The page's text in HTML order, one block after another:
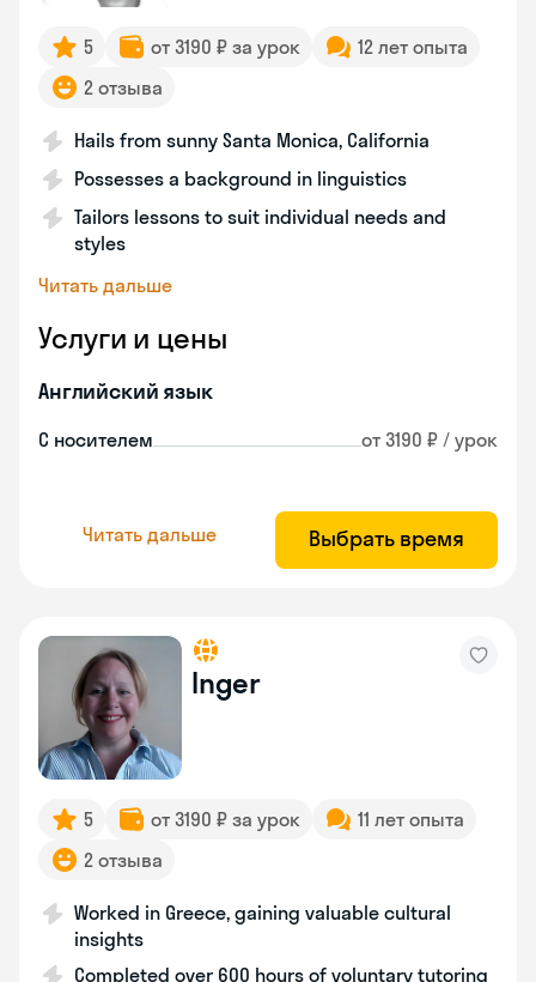
5 от 3190 ₽ за урок
12 лет опыта
2 отзыва
Hails from sunny Santa Monica, California
Possesses a background in linguistics
Tailors lessons to suit individual needs and
styles
Читать дальше
Услуги и цены
Английский язык
С носителем от 3190 ₽ / урок
Читать дальше Выбрать время
Inger
5 от 3190 ₽ за урок
11 лет опыта
2 отзыва
Worked in Greece, gaining valuable cultural
insights
Completed over 600 hours of voluntary tutoring